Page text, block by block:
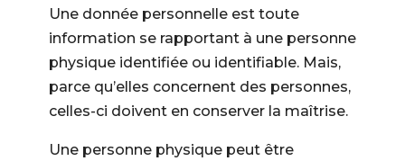
Une donnée personnelle est toute
information se rapportant à une personne
physique identifiée ou identifiable. Mais,
parce qu’elles concernent des personnes,
celles-ci doivent en conserver la maîtrise.
Une personne physique peut être